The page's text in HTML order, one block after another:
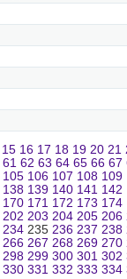
15 16 17 18 19 20 21
61 62 63 64 65 66 67
105 106 107 108 109
138 139 140 141 142
170 171 172 173 174
202 203 204 205 206
234 235 236 237 238
266 267 268 269 270
298 299 300 301 302
330 331 332 333 334